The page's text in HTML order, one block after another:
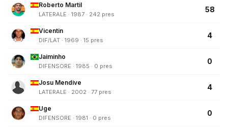
Roberto Martil
LATERALE · 1987 · 242 pres
58
Vicentin
DIF/LAT · 1969 · 15 pres
4
Jaiminho
DIFENSORE · 1985 · 0 pres
0
Josu Mendive
LATERALE · 2002 · 77 pres
4
Uge
DIFENSORE · 1981 · 0 pres
0